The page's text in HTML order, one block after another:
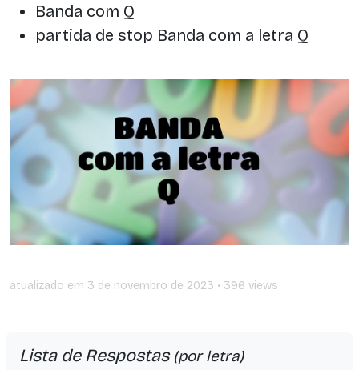
Banda com Q
partida de stop Banda com a letra Q
atualizado em 3 de novembro de 2023 • 396 views
Lista de Respostas (por letra)